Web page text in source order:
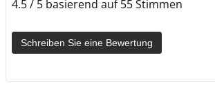
4.5 / 5 basierend auf 55 Stimmen
Schreiben Sie eine Bewertung